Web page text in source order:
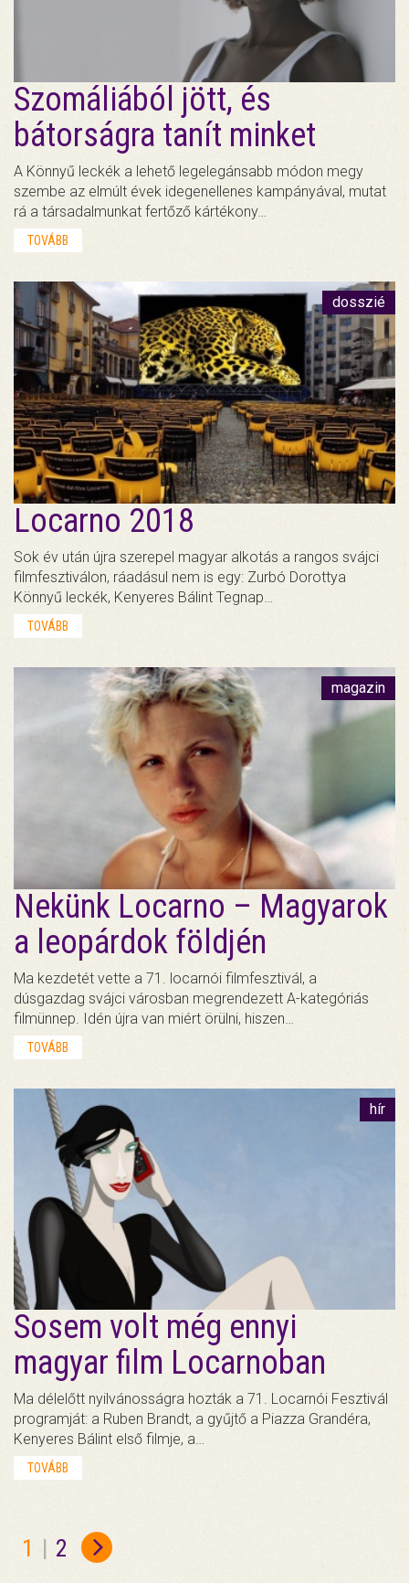
Szomáliából jött, és
bátorságra tanít minket
A Könnyű leckék a lehető legelegánsabb módon megy
szembe az elmúlt évek idegenellenes kampányával, mutat
rá a társadalmunkat fertőző kártékony…
TOVÁBB
dosszié
Locarno 2018
Sok év után újra szerepel magyar alkotás a rangos svájci
filmfesztiválon, ráadásul nem is egy: Zurbó Dorottya
Könnyű leckék, Kenyeres Bálint Tegnap…
TOVÁBB
magazin
Nekünk Locarno – Magyarok
a leopárdok földjén
Ma kezdetét vette a 71. locarnói filmfesztivál, a
dúsgazdag svájci városban megrendezett A-kategóriás
filmünnep. Idén újra van miért örülni, hiszen…
TOVÁBB
hír
Sosem volt még ennyi
magyar film Locarnoban
Ma délelőtt nyilvánosságra hozták a 71. Locarnói Fesztivál
programját: a Ruben Brandt, a gyűjtő a Piazza Grandéra,
Kenyeres Bálint első filmje, a…
TOVÁBB
1 | 2